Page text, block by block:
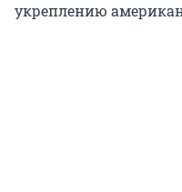
укреплению